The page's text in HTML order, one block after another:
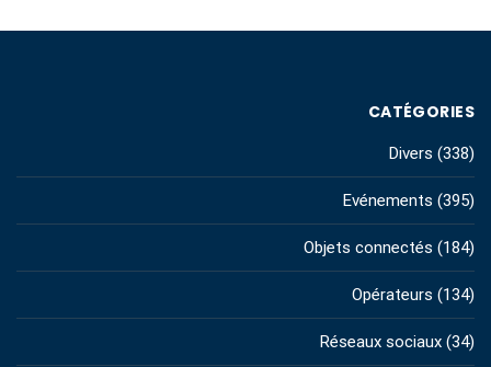
CATÉGORIES
Divers (338)
Evénements (395)
Objets connectés (184)
Opérateurs (134)
Réseaux sociaux (34)